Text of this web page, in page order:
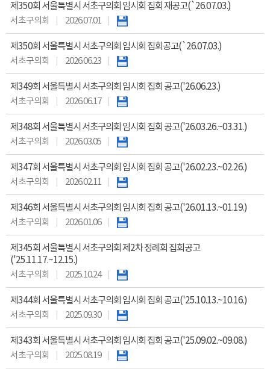
제350회 서울특별시 서초구의회 임시회 집회 재공고(`26.07.03.)
서초구의회
2026.07.01
제350회 서울특별시 서초구의회 임시회 집회공고(`26.07.03.)
서초구의회
2026.06.23
제349회 서울특별시 서초구의회 임시회 집회 공고('26.06.23.)
서초구의회
2026.06.17
제348회 서울특별시 서초구의회 임시회 집회 공고('26.03.26.~03.31.)
서초구의회
2026.03.05
제347회 서울특별시 서초구의회 임시회 집회 공고('26.02.23.~02.26.)
서초구의회
2026.02.11
제346회 서울특별시 서초구의회 임시회 집회 공고('26.01.13.~01.19.)
서초구의회
2026.01.06
제345회 서울특별시 서초구의회 제2차 정례회 집회공고
('25.11.17.~12.15.)
서초구의회
2025.10.24
제344회 서울특별시 서초구의회 임시회 집회 공고('25.10.13.~10.16.)
서초구의회
2025.09.30
제343회 서울특별시 서초구의회 임시회 집회 공고('25.09.02.~09.08.)
서초구의회
2025.08.19